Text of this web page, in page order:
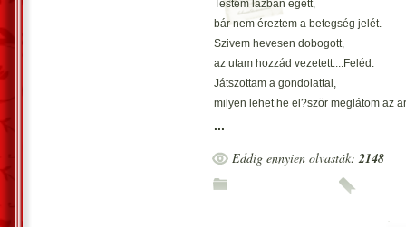
Testem lázban égett,
bár nem éreztem a betegség jelét.
Szivem hevesen dobogott,
az utam hozzád vezetett....Feléd.
Játszottam a gondolattal,
milyen lehet he el?ször meglátom az
egyszer?en csak megismerni Téged.
Kit?zött utam hozzád végre révbe ért,
...
Eddig ennyien olvasták:2148